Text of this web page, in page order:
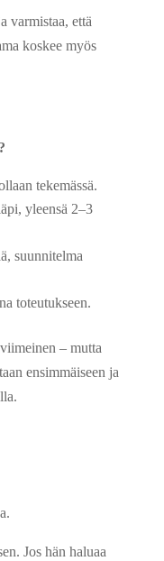
varmistaa, että
koskee myös
tekemässä.
yleensä 2–3
suunnitelma
toteutukseen.
– mutta
ensimmäiseen ja
Jos hän haluaa